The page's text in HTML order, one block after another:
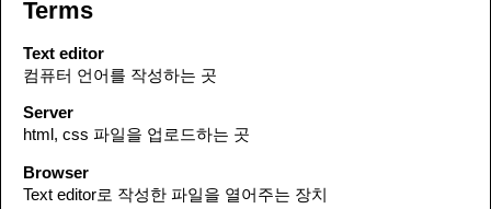
Terms
Text editor
컴퓨터 언어를 작성하는 곳
Server
html, css 파일을 업로드하는 곳
Browser
Text editor로 작성한 파일을 열어주는 장치